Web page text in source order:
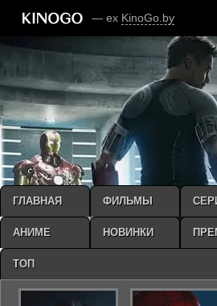
— ex KinoGo.by
ГЛАВНАЯ ФИЛЬМЫ
АНИМЕ НОВИНКИ
ТОП